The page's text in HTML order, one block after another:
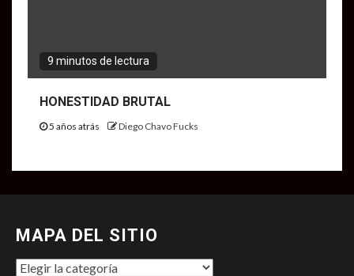
9 minutos de lectura
HONESTIDAD BRUTAL
5 años atrás Diego Chavo Fucks
MAPA DEL SITIO
MAPA